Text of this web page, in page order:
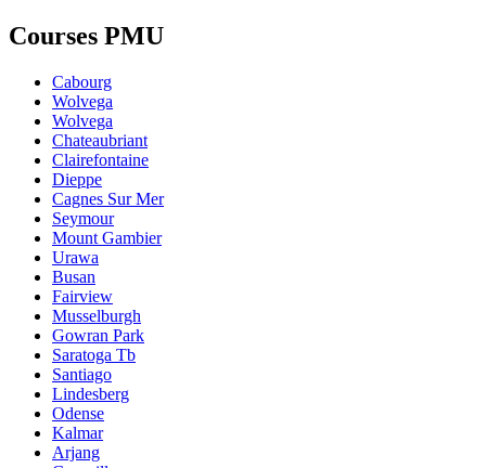
Courses PMU
Cabourg
Wolvega
Wolvega
Chateaubriant
Clairefontaine
Dieppe
Cagnes Sur Mer
Seymour
Mount Gambier
Urawa
Busan
Fairview
Musselburgh
Gowran Park
Saratoga Tb
Santiago
Lindesberg
Odense
Kalmar
Arjang